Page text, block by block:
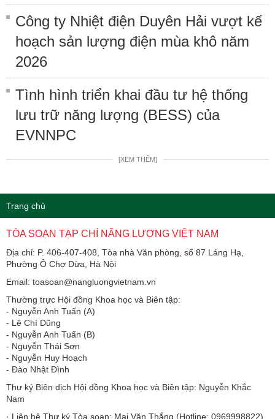
Công ty Nhiệt điện Duyên Hải vượt kế
hoạch sản lượng điện mùa khô năm
2026
Tình hình triển khai đầu tư hệ thống
lưu trữ năng lượng (BESS) của
EVNNPC
[XEM THÊM]
Trang chủ
TÒA SOẠN TẠP CHÍ NĂNG LƯỢNG VIỆT NAM
Địa chỉ: P. 406-407-408, Tòa nhà Văn phòng, số 87 Láng Hạ,
Phường Ô Chợ Dừa, Hà Nội
Email: toasoan@nangluongvietnam.vn
Thường trực Hội đồng Khoa học và Biên tập:
​​​​​​- Nguyễn Anh Tuấn (A)
- Lê Chí Dũng
- Nguyễn Anh Tuấn (B)
- Nguyễn Thái Sơn
- Nguyễn Huy Hoạch
- Đào Nhật Đình
Thư ký Biên dịch Hội đồng Khoa học và Biên tập: Nguyễn Khắc
Nam
· Liên hệ Thư ký Tòa soạn: Mai Văn Thắng (Hotline: 0969998822)